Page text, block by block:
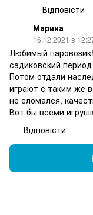
Відповісти
Марина
16.12.2021 в
Любимый
садиковский
Потом отдали
играют с таким же
не сломался,
Вот бы всеми
Відповісти